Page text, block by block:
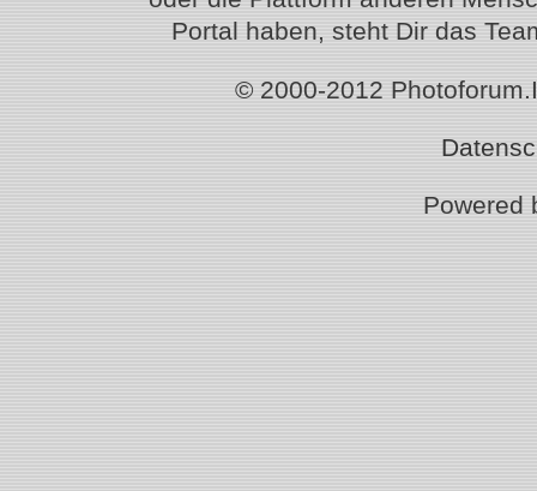
Portal haben, steht Dir das
© 2000-2012
Powered